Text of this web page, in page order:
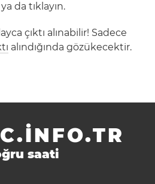
da tıklayın.
çıktı alınabilir! Sadece
alındığında gözükecektir.
saati